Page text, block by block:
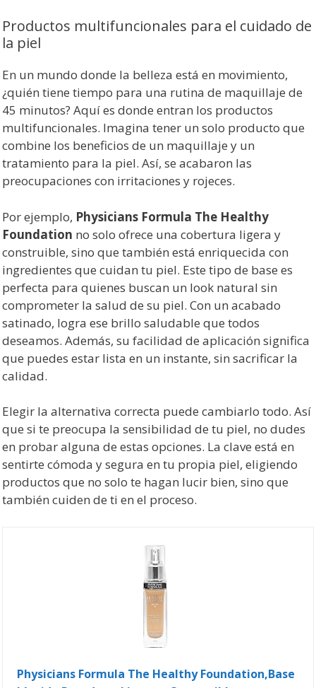
Productos multifuncionales para el cuidado de
la piel
En un mundo donde la belleza está en movimiento,
¿quién tiene tiempo para una rutina de maquillaje de
45 minutos? Aquí es donde entran los productos
multifuncionales. Imagina tener un solo producto que
combine los beneficios de un maquillaje y un
tratamiento para la piel. Así, se acabaron las
preocupaciones con irritaciones y rojeces.
Por ejemplo, Physicians Formula The Healthy
Foundation no solo ofrece una cobertura ligera y
construible, sino que también está enriquecida con
ingredientes que cuidan tu piel. Este tipo de base es
perfecta para quienes buscan un look natural sin
comprometer la salud de su piel. Con un acabado
satinado, logra ese brillo saludable que todos
deseamos. Además, su facilidad de aplicación significa
que puedes estar lista en un instante, sin sacrificar la
calidad.
Elegir la alternativa correcta puede cambiarlo todo. Así
que si te preocupa la sensibilidad de tu piel, no dudes
en probar alguna de estas opciones. La clave está en
sentirte cómoda y segura en tu propia piel, eligiendo
productos que no solo te hagan lucir bien, sino que
también cuiden de ti en el proceso.
Physicians Formula The Healthy Foundation,Base